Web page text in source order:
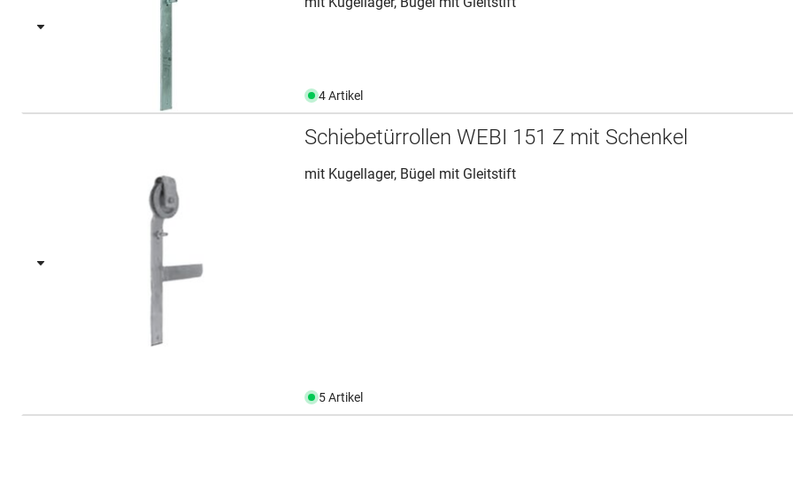
4 Artikel
Schiebetürrollen WEBI 151 Z mit Schenkel
mit Kugellager, Bügel mit Gleitstift
5 Artikel